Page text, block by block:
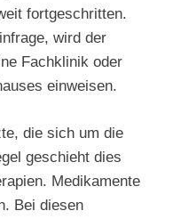
fortgeschritten.
wird der
Fachklinik oder
einweisen.
die sich um die
geschieht dies
Medikamente
Bei diesen